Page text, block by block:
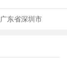
广东省深圳市